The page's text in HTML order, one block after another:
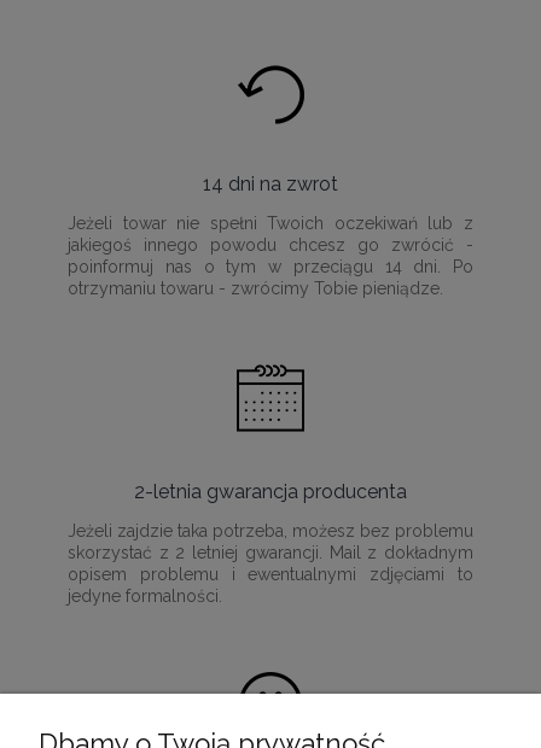
14 dni na zwrot
Jeżeli towar nie spełni Twoich oczekiwań lub z
jakiegoś innego powodu chcesz go zwrócić -
poinformuj nas o tym w przeciągu 14 dni. Po
otrzymaniu towaru - zwrócimy Tobie pieniądze.
2-letnia gwarancja producenta
Jeżeli zajdzie taka potrzeba, możesz bez problemu
skorzystać z 2 letniej gwarancji. Mail z dokładnym
opisem problemu i ewentualnymi zdjęciami to
jedyne formalności.